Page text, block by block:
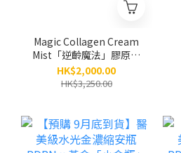
Magic Collagen Cream
Mist「逆齡魔法」膠原面
霜噴霧（80ml）/ 5支
（原價：$3,250）
HK$2,000.00
HK$3,250.00